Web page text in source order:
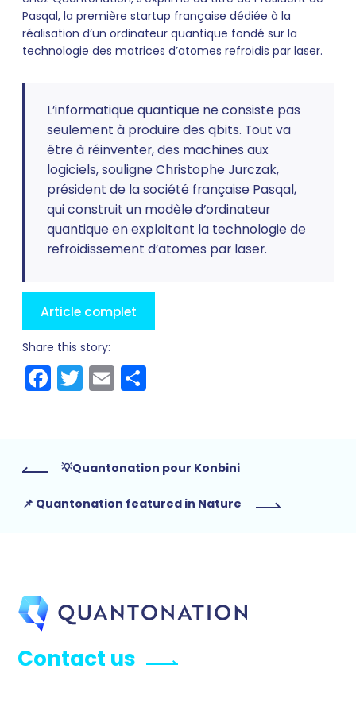
Pasqal, la première startup française dédiée à la
réalisation d’un ordinateur quantique fondé sur la
technologie des matrices d’atomes refroidis par laser.
L’informatique quantique ne consiste pas
seulement à produire des qbits. Tout va
être à réinventer, des machines aux
logiciels, souligne Christophe Jurczak,
président de la société française Pasqal,
qui construit un modèle d’ordinateur
quantique en exploitant la technologie de
refroidissement d’atomes par laser.
Article complet
Share this story:
Facebook
Twitter
Email
💡Quantonation pour Konbini
📌 Quantonation featured in Nature
Contact us